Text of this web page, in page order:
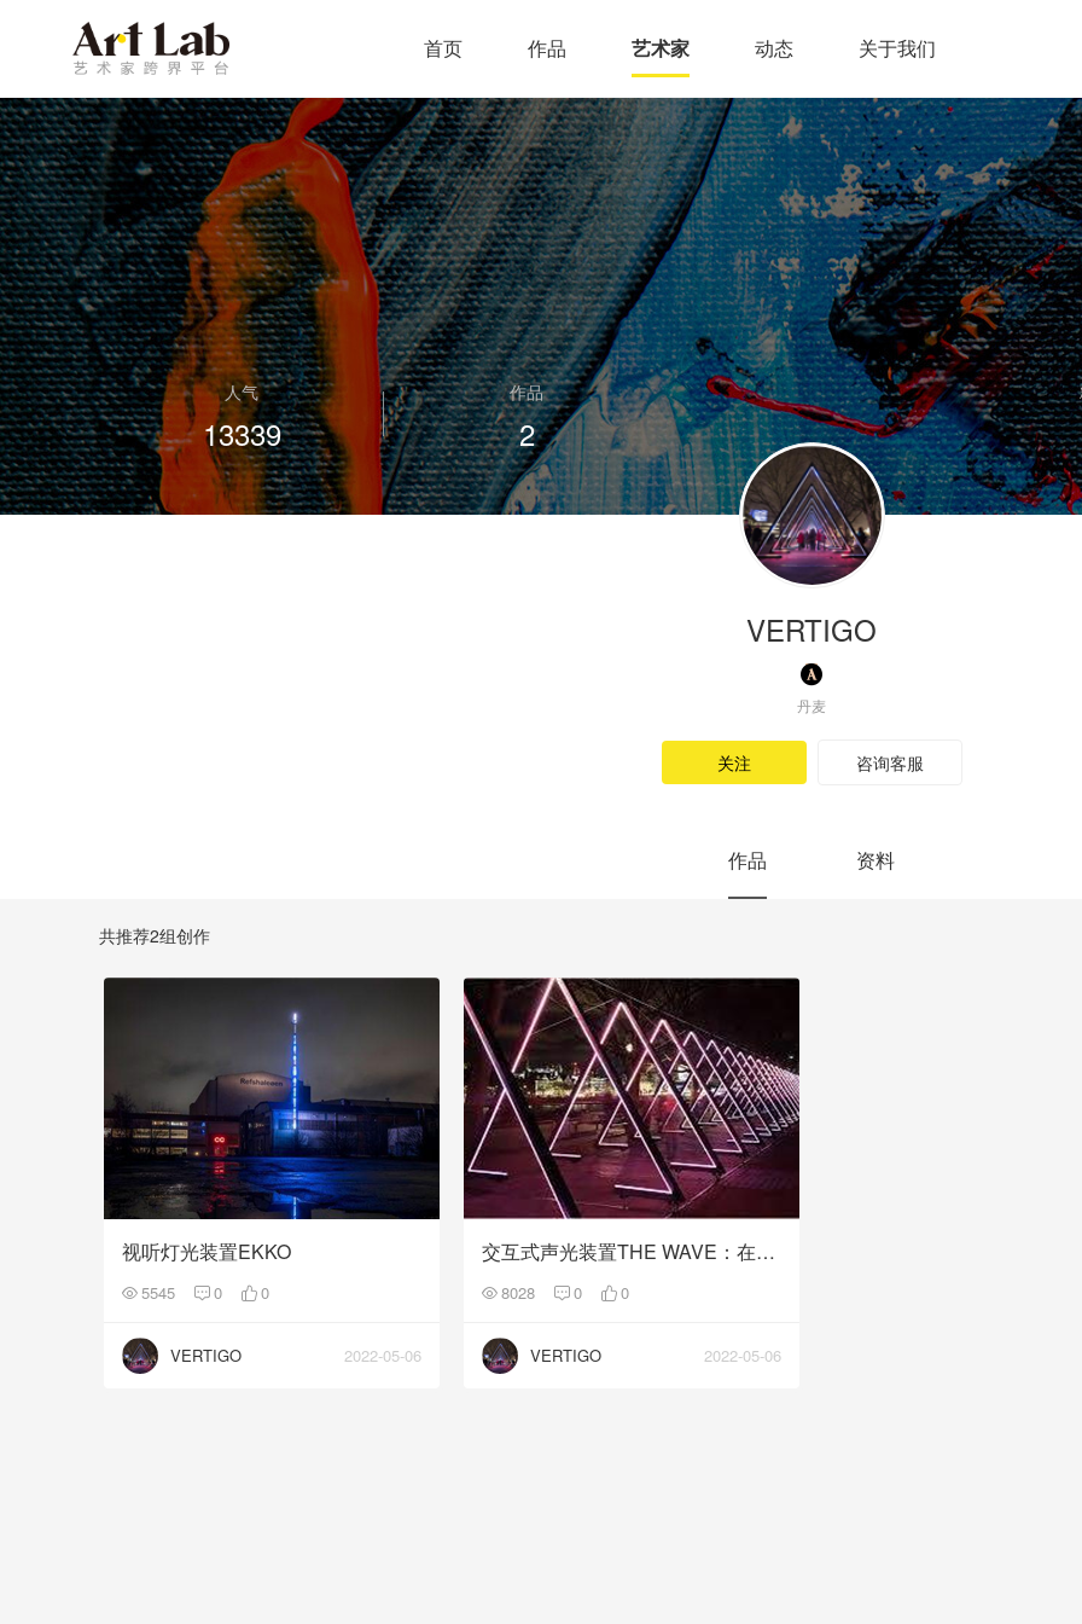
首页 作品 艺术家 动态 关于我们
人气
13339
作品
2
VERTIGO
丹麦
关注 咨询客服
作品 资料
共推荐2组创作
视听灯光装置EKKO
5545 0 0
VERTIGO 2022-05-06
交互式声光装置THE WAVE：在海浪声中穿行环绕
8028 0 0
VERTIGO 2022-05-06